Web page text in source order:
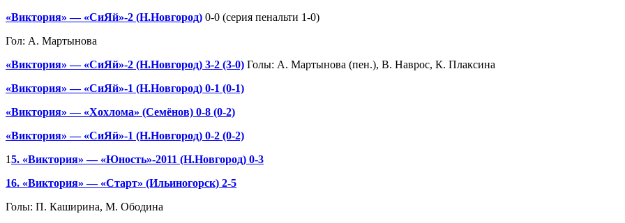
«Виктория» — «СиЯй»-2 (Н.Новгород) 0-0 (серия пенальти 1-0)
Гол: А. Мартынова
«Виктория» — «СиЯй»-2 (Н.Новгород) 3-2 (3-0) Голы: А. Мартынова (пен.), В. Наврос, К. Плаксина
«Виктория» — «СиЯй»-1 (Н.Новгород) 0-1 (0-1)
«Виктория» — «Хохлома» (Семёнов) 0-8 (0-2)
«Виктория» — «СиЯй»-1 (Н.Новгород) 0-2 (0-2)
15. «Виктория» — «Юность»-2011 (Н.Новгород) 0-3
16. «Виктория» — «Старт» (Ильиногорск) 2-5
Голы: П. Каширина, М. Ободина